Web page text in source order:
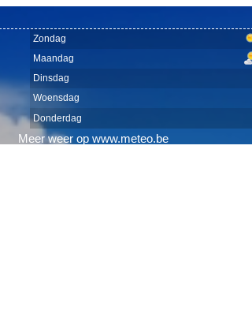
Zondag
Maandag
Dinsdag
Woensdag
Donderdag
Meerweerop www.meteo.be